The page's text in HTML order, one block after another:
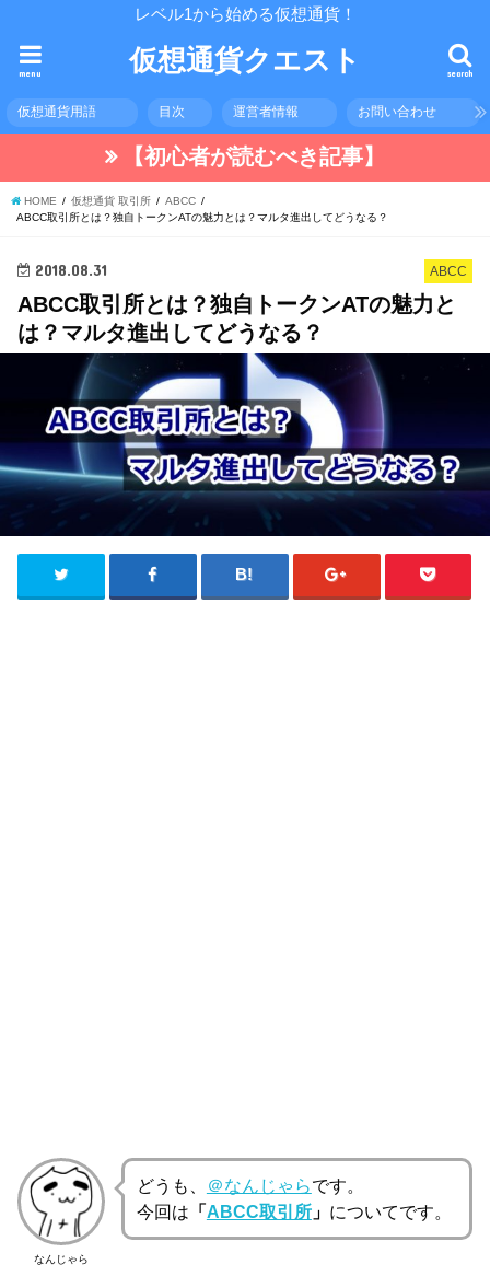
レベル1から始める仮想通貨！
仮想通貨クエスト search
menu
仮想通貨用語 目次 運営者情報 お問い合わせ
【初心者が読むべき記事】
HOME 仮想通貨 取引所
ABCC
ABCC取引所とは？独自トークンATの魅力とは？マルタ進出してどうなる？
ABCC
2018.08.31
ABCC取引所とは？独自トークンATの魅力と
は？マルタ進出してどうなる？
なんじゃら
どうも、 ＠なんじゃらです。
今回は 「ABCC取引所」 についてです。